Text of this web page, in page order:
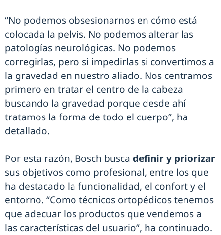
“No podemos obsesionarnos en cómo está
colocada la pelvis. No podemos alterar las
patologías neurológicas. No podemos
corregirlas, pero si impedirlas si convertimos a
la gravedad en nuestro aliado. Nos centramos
primero en tratar el centro de la cabeza
buscando la gravedad porque desde ahí
tratamos la forma de todo el cuerpo”, ha
detallado.
Por esta razón, Bosch busca definir y priorizar
sus objetivos como profesional, entre los que
ha destacado la funcionalidad, el confort y el
entorno. “Como técnicos ortopédicos tenemos
que adecuar los productos que vendemos a
las características del usuario”, ha continuado.